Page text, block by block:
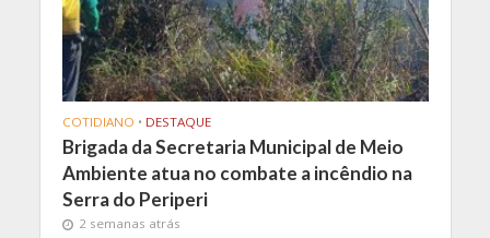
COTIDIANO • DESTAQUE
Brigada da Secretaria Municipal de Meio
Ambiente atua no combate a incêndio na
Serra do Periperi
2 semanas atrás